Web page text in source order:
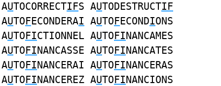
AUTOCORRECTIFS AUTODESTRUCTIF
AUTOFECONDERAI AUTOFECONDIONS
AUTOFICTIONNEL AUTOFINANCAMES
AUTOFINANCASSE AUTOFINANCATES
AUTOFINANCERAI AUTOFINANCERAS
AUTOFINANCEREZ AUTOFINANCIONS